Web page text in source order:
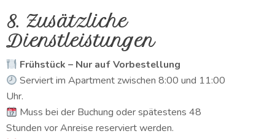
8. Zusätzliche
Dienstleistungen
Frühstück – Nur auf Vorbestellung
Serviert im Apartment zwischen 8:00 und 11:00
Uhr.
Muss bei der Buchung oder spätestens 48
Stunden vor Anreise reserviert werden.